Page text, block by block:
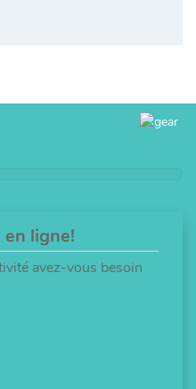
ligne!
avez-vous besoin